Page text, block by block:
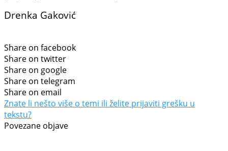
Drenka Gaković
Share on facebook
Share on twitter
Share on google
Share on telegram
Share on email
Znate li nešto više o temi ili želite prijaviti grešku u
tekstu?
Povezane objave